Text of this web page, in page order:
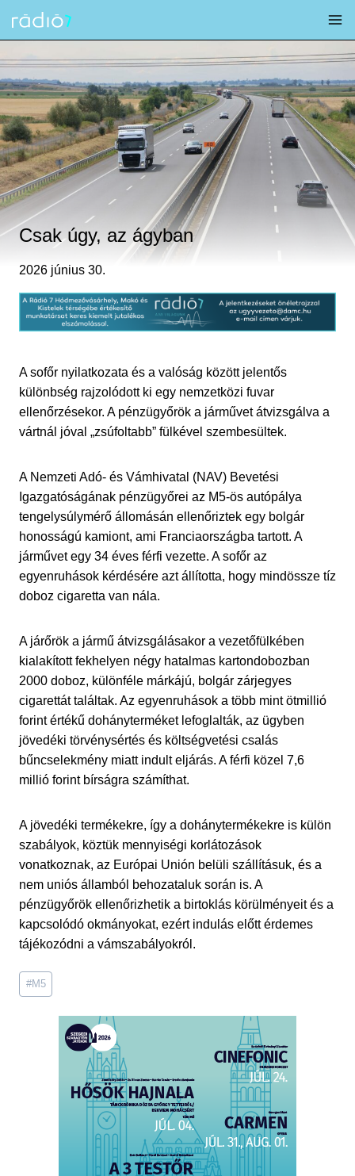
Csak úgy, az ágyban
2026 június 30.
A sofőr nyilatkozata és a valóság között jelentős
különbség rajzolódott ki egy nemzetközi fuvar
ellenőrzésekor. A pénzügyőrök a járművet átvizsgálva a
vártnál jóval „zsúfoltabb” fülkével szembesültek.
A Nemzeti Adó- és Vámhivatal (NAV) Bevetési
Igazgatóságának pénzügyőrei az M5-ös autópálya
tengelysúlymérő állomásán ellenőriztek egy bolgár
honosságú kamiont, ami Franciaországba tartott. A
járművet egy 34 éves férfi vezette. A sofőr az
egyenruhások kérdésére azt állította, hogy mindössze tíz
doboz cigaretta van nála.
A járőrök a jármű átvizsgálásakor a vezetőfülkében
kialakított fekhelyen négy hatalmas kartondobozban
2000 doboz, különféle márkájú, bolgár zárjegyes
cigarettát találtak. Az egyenruhások a több mint ötmillió
forint értékű dohányterméket lefoglalták, az ügyben
jövedéki törvénysértés és költségvetési csalás
bűncselekmény miatt indult eljárás. A férfi közel 7,6
millió forint bírságra számíthat.
A jövedéki termékekre, így a dohánytermékekre is külön
szabályok, köztük mennyiségi korlátozások
vonatkoznak, az Európai Unión belüli szállításuk, és a
nem uniós államból behozataluk során is. A
pénzügyőrök ellenőrizhetik a birtoklás körülményeit és a
kapcsolódó okmányokat, ezért indulás előtt érdemes
tájékozódni a vámszabályokról.
Post
Tags:
#M5